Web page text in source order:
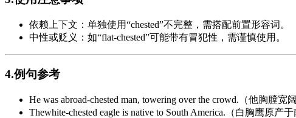
依赖上下文：单独使用“chested”不完整，需搭配前置形容词。
中性或贬义：如“flat-chested”可能带有冒犯性，需谨慎使用。
4.例句参考
He was abroad-chested man, towering over the crowd.（他胸膛宽
Thewhite-chested eagle is native to South America.（白胸鹰原产于